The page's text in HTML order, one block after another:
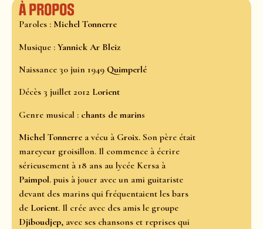
À propos
Paroles : Michel Tonnerre
Musique : Yannick Ar Bleiz
Naissance 30 juin 1949 Quimperlé
Décès 3 juillet 2012 Lorient
Genre musical : chants de marins
Michel Tonnerre a vécu à Groix. Son père était
mareyeur groisillon. Il commence à écrire
sérieusement à 18 ans au lycée Kersa à
Paimpol. puis à jouer avec un ami guitariste
devant des marins qui fréquentaient les bars
de Lorient. Il crée avec des amis le groupe
Djiboudjep, avec ses chansons et reprises qui